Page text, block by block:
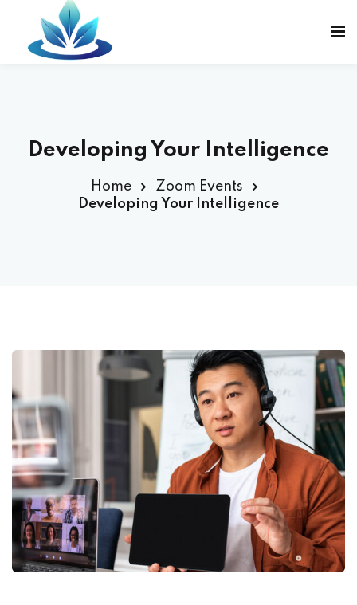
Developing Your Intelligence
Home
Zoom Events
Developing Your Intelligence